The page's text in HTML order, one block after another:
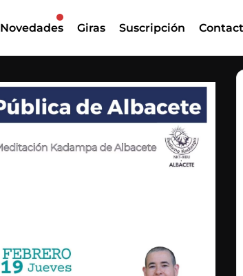
Novedades Giras Suscripción